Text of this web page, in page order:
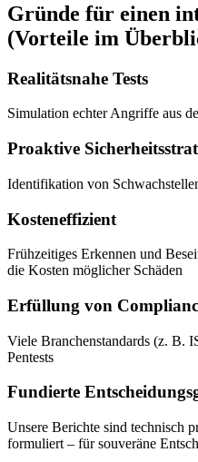
Gründe für einen
(Vorteile im
Realitätsnahe Tests
Simulation echter Angriffe aus
Proaktive
Identifikation von
Kosteneffizient
Frühzeitiges Erkennen und
die Kosten möglicher Schäden
Erfüllung von
Viele Branchenstandards (z. B.
Pentests
Fundierte
Unsere Berichte sind technisch
formuliert – für souveräne